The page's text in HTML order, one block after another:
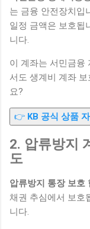
는 금융 안전장치입
일정 금액은 보호됩
니다.
이 계좌는 서민금융
서도 생계비 계좌
요?
👉 KB 공식 상품
2. 압류방지
도
압류방지 통장 보호
채권 추심에서 보호
니다.